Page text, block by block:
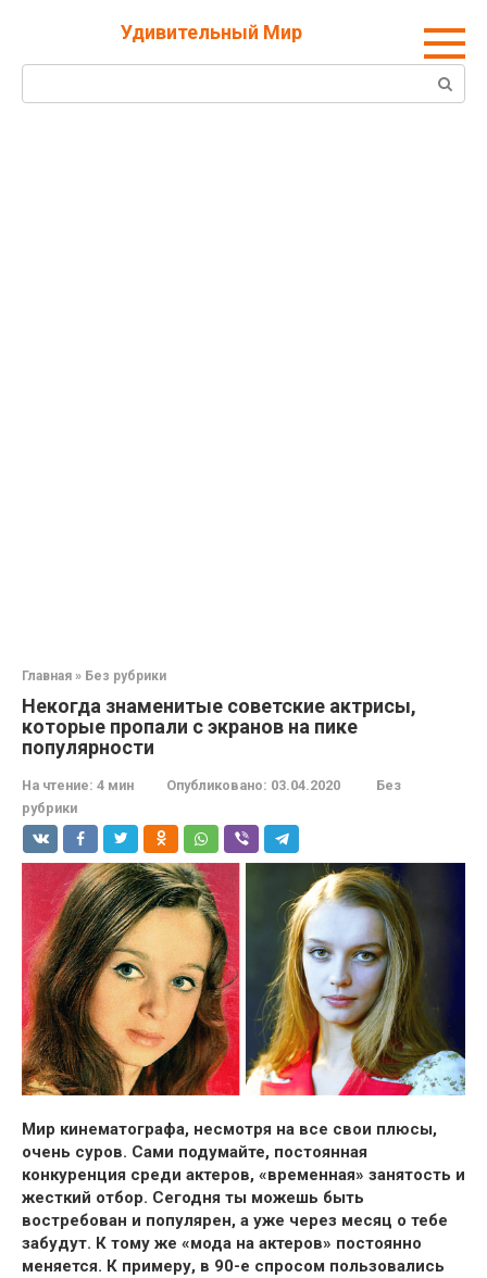
Удивительный Мир
Поиск:
Главная » Без рубрики
Некогда знаменитые советские актрисы,
которые пропали с экранов на пике
популярности
На чтение: 4 мин Опубликовано: 03.04.2020
Без
рубрики
Мир кинематографа, несмотря на все свои плюсы,
очень суров. Сами подумайте, постоянная
конкуренция среди актеров, «временная» занятость и
жесткий отбор. Сегодня ты можешь быть
востребован и популярен, а уже через месяц о тебе
забудут. К тому же «мода на актеров» постоянно
меняется. К примеру, в 90-е спросом пользовались